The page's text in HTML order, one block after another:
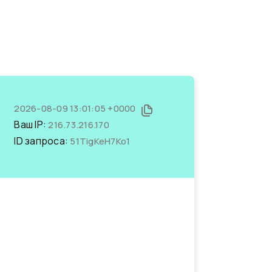
2026-08-09 13:01:05 +0000
Ваш IP:216.73.216.170
ID запроса: 51TigKeH7Ko1